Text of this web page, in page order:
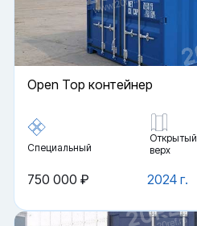
Open Top контейнер
Специальный
Открытый
верх
2024 г.
750 000 ₽